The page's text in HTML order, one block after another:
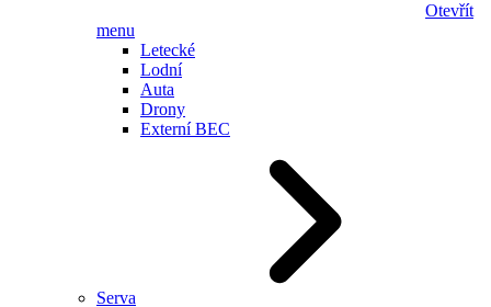
Otevřít
menu
Letecké
Lodní
Auta
Drony
Externí BEC
Serva